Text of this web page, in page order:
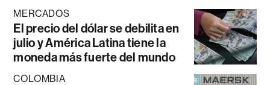
MERCADOS
El precio del dólar se debilita en
julio y América Latina tiene la
moneda más fuerte del mundo
COLOMBIA